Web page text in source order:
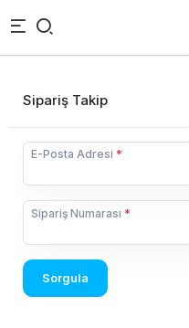
Sipariş Takip
E-Posta Adresi *
Sipariş Numarası *
Sorgula